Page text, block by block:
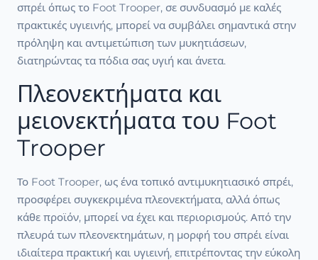
σπρέι όπως το Foot Trooper, σε συνδυασμό με καλές
πρακτικές υγιεινής, μπορεί να συμβάλει σημαντικά στην
πρόληψη και αντιμετώπιση των μυκητιάσεων,
διατηρώντας τα πόδια σας υγιή και άνετα.
Πλεονεκτήματα και
μειονεκτήματα του Foot
Trooper
Το Foot Trooper, ως ένα τοπικό αντιμυκητιασικό σπρέι,
προσφέρει συγκεκριμένα πλεονεκτήματα, αλλά όπως
κάθε προϊόν, μπορεί να έχει και περιορισμούς. Από την
πλευρά των πλεονεκτημάτων, η μορφή του σπρέι είναι
ιδιαίτερα πρακτική και υγιεινή, επιτρέποντας την εύκολη